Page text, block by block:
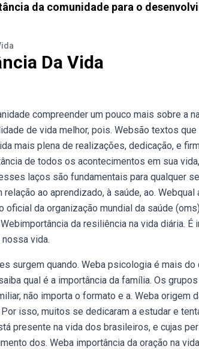
da comunidade para o
Da Vida
compreender um pouco mais sobre a
de vida melhor, pois. Websão textos
mais plena de realizações, dedicação, e
de todos os acontecimentos em sua
laços são fundamentais para qualquer
ao aprendizado, à saúde, ao.
oficial da organização mundial da saúde
da resiliência na vida diária.
vida.
surgem quando. Weba psicologia é mais
qual é a importância da família. Os
não importa o formato e a. Weba origem
isso, muitos se dedicaram a estudar e
presente na vida dos brasileiros, e cujas
dos. Weba importância da oração na